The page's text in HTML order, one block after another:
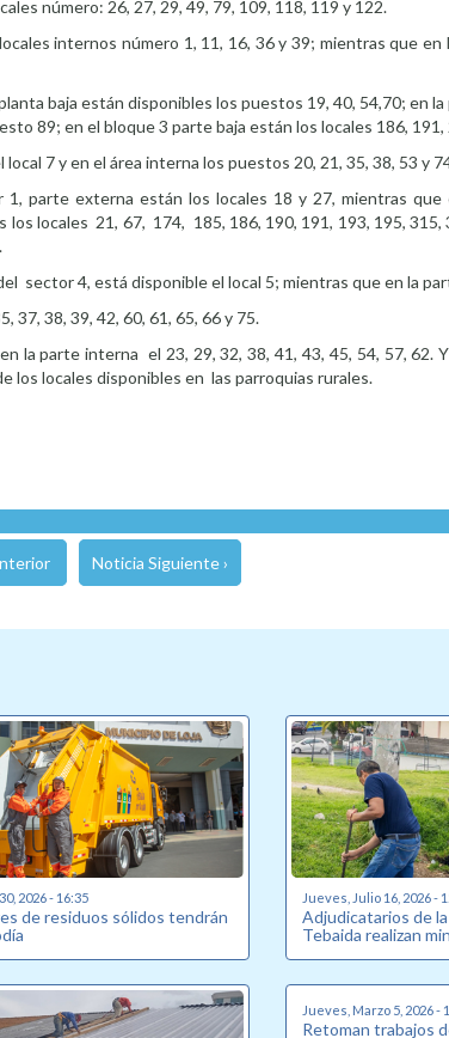
número: 26, 27, 29, 49, 79, 109, 118, 119 y 122.
internos número 1, 11, 16, 36 y 39; mientras que
baja están disponibles los puestos 19, 40, 54,70; en
89; en el bloque 3 parte baja están los locales 186, 191,
7 y en el área interna los puestos 20, 21, 35, 38, 53 y
1, parte externa están los locales 18 y 27, mientras
locales 21, 67, 174, 185, 186, 190, 191, 193, 195, 315,
sector 4, está disponible el local 5; mientras que en la
37, 38, 39, 42, 60, 61, 65, 66 y 75.
la parte interna el 23, 29, 32, 38, 41, 43, 45, 54, 57, 62.
los locales disponibles en las parroquias rurales.
Noticia Siguiente ›
2026 - 16:35
de residuos sólidos tendrán
Jueves, Julio 16, 2026 -
Adjudicatarios de
Tebaida realizan
Jueves, Marzo 5, 2026 -
Retoman trabajos